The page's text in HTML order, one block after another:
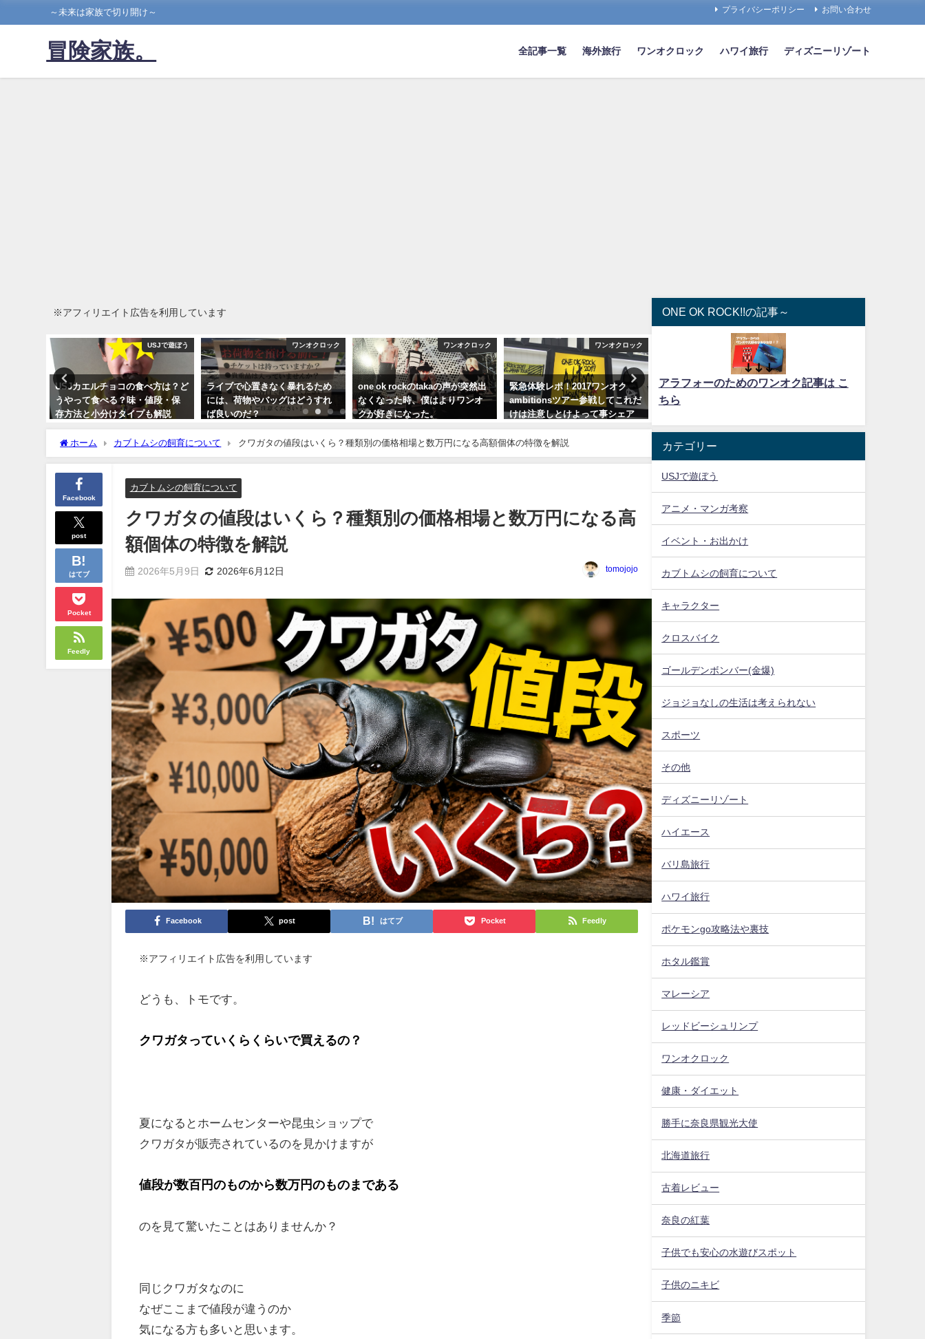
～未来は家族で切り開け～ プライバシーポリシー お問い合わせ
冒険家族。 全記事一覧 海外旅行 ワンオクロック ハワイ旅行 ディズニーリゾート
※アフィリエイト広告を利用しています
USJで遊ぼう
USJカエルチョコの食べ方は？ど
うやって食べる？味・値段・保
存方法と小分けタイプも解説
ワンオクロック
ライブで心置きなく暴れるため
には、荷物やバッグはどうすれ
ば良いのだ？
ワンオクロック
one ok rockのtakaの声が突然出
なくなった時、僕はよりワンオ
クが好きになった。
ワンオクロック
緊急体験レポ！2017ワンオク
ambitionsツアー参戦してこれだ
けは注意しとけよって事シェア
するぜ！
2017年2月23日
ワンオクロック
ワンオクのライブを100倍楽しむ
ための服装と持ち物！知らない
2015年6月6日
誰と行く？いや、むしろ一
2016年9月17日
ホーム カブトムシの飼育について クワガタの値段はいくら？種類別の価格相場と数万円になる高額個体の特徴を解説
Facebook
post
はてブ
Pocket
Feedly
カブトムシの飼育について
クワガタの値段はいくら？種類別の価格相場と数万円になる高
額個体の特徴を解説
2026年5月9日 2026年6月12日 tomojojo
Facebook post はてブ Pocket Feedly
※アフィリエイト広告を利用しています
どうも、トモです。
クワガタっていくらくらいで買えるの？
夏になるとホームセンターや昆虫ショップで
クワガタが販売されているのを見かけますが
値段が数百円のものから数万円のものまである
のを見て驚いたことはありませんか？
同じクワガタなのに
なぜここまで値段が違うのか
気になる方も多いと思います。
ONE OK ROCK!!の記事～
アラフォーのためのワンオク記事は こ
ちら
カテゴリー
USJで遊ぼう
アニメ・マンガ考察
イベント・お出かけ
カブトムシの飼育について
キャラクター
クロスバイク
ゴールデンボンバー(金爆)
ジョジョなしの生活は考えられない
スポーツ
その他
ディズニーリゾート
ハイエース
バリ島旅行
ハワイ旅行
ポケモンgo攻略法や裏技
ホタル鑑賞
マレーシア
レッドビーシュリンプ
ワンオクロック
健康・ダイエット
勝手に奈良県観光大使
北海道旅行
古着レビュー
奈良の紅葉
子供でも安心の水遊びスポット
子供のニキビ
季節